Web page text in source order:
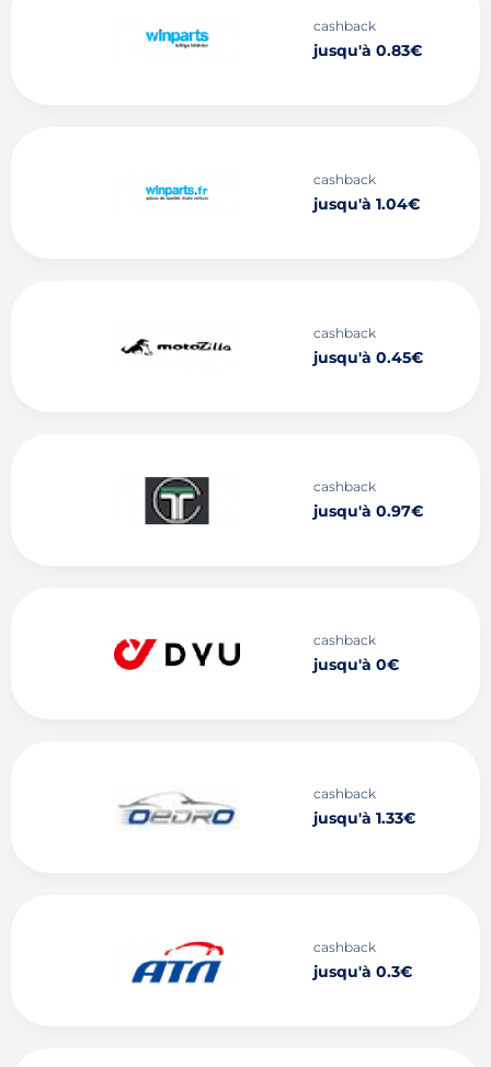
cashback
jusqu'à 0.83€
cashback
jusqu'à 1.04€
cashback
jusqu'à 0.45€
cashback
jusqu'à 0.97€
cashback
jusqu'à 0€
cashback
jusqu'à 1.33€
cashback
jusqu'à 0.3€